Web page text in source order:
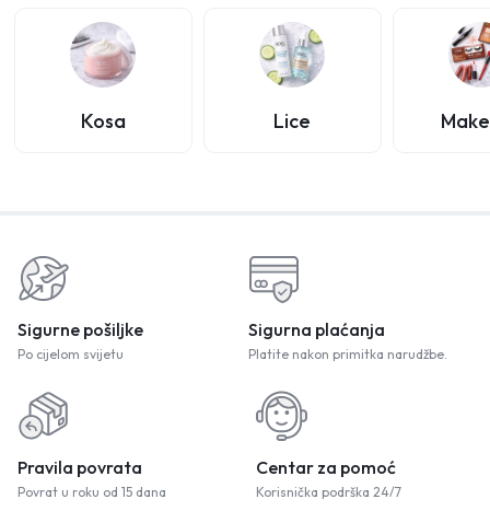
Kosa Lice
Sigurne pošiljke
Po cijelom svijetu
Sigurna plaćanja
Platite nakon primitka narudžbe.
Pravila povrata
Povrat u roku od 15 dana
Centar za pomoć
Korisnička podrška 24/7